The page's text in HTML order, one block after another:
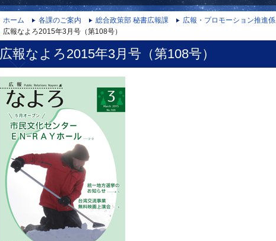
ホーム 各課のご案内 総合政策部 秘書広報課 広報・プロモーション推進係
広報なよろ2015年3月号（第108号）
広報なよろ2015年3月号（第108号）